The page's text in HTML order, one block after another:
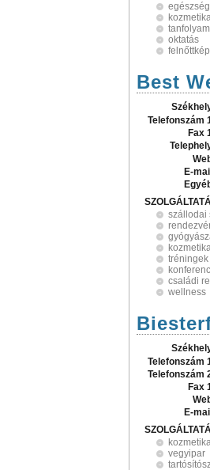
oktatás
Best
Telefonszám
Fax
E-
szállodai
tréningek
családi
wellness
Telefonszám
Telefonszám
Fax
E-
vegyipar